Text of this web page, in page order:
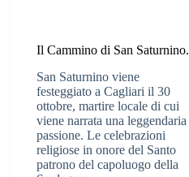
Il Cammino di San Saturnino.
San Saturnino viene
festeggiato a Cagliari il 30
ottobre, martire locale di cui
viene narrata una leggendaria
passione. Le celebrazioni
religiose in onore del Santo
patrono del capoluogo della